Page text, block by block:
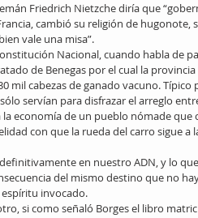
Friedrich Nietzche diría que
cambió su religión de hugonote,
vale una misa”.
Nacional, cuando habla de
de Benegas por el cual la
mil cabezas de ganado vacuno.
servían para disfrazar el arreglo
la economía de un pueblo nómade que
con que la rueda del carro sigue a
en nuestro ADN, y lo
del mismo destino que no
invocado.
si como señaló Borges el libro